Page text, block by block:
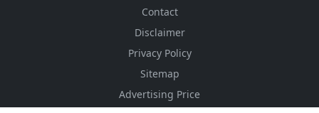
Contact
Disclaimer
Privacy Policy
Sitemap
Advertising Price